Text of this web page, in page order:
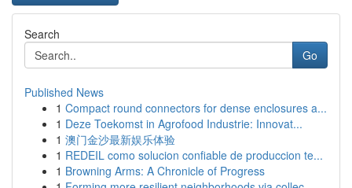
Search
Go
Published News
1 Compact round connectors for dense enclosures a...
1 Deze Toekomst in Agrofood Industrie: Innovat...
1 澳门金沙最新娱乐体验
1 REDEIL como solucion confiable de produccion te...
1 Browning Arms: A Chronicle of Progress